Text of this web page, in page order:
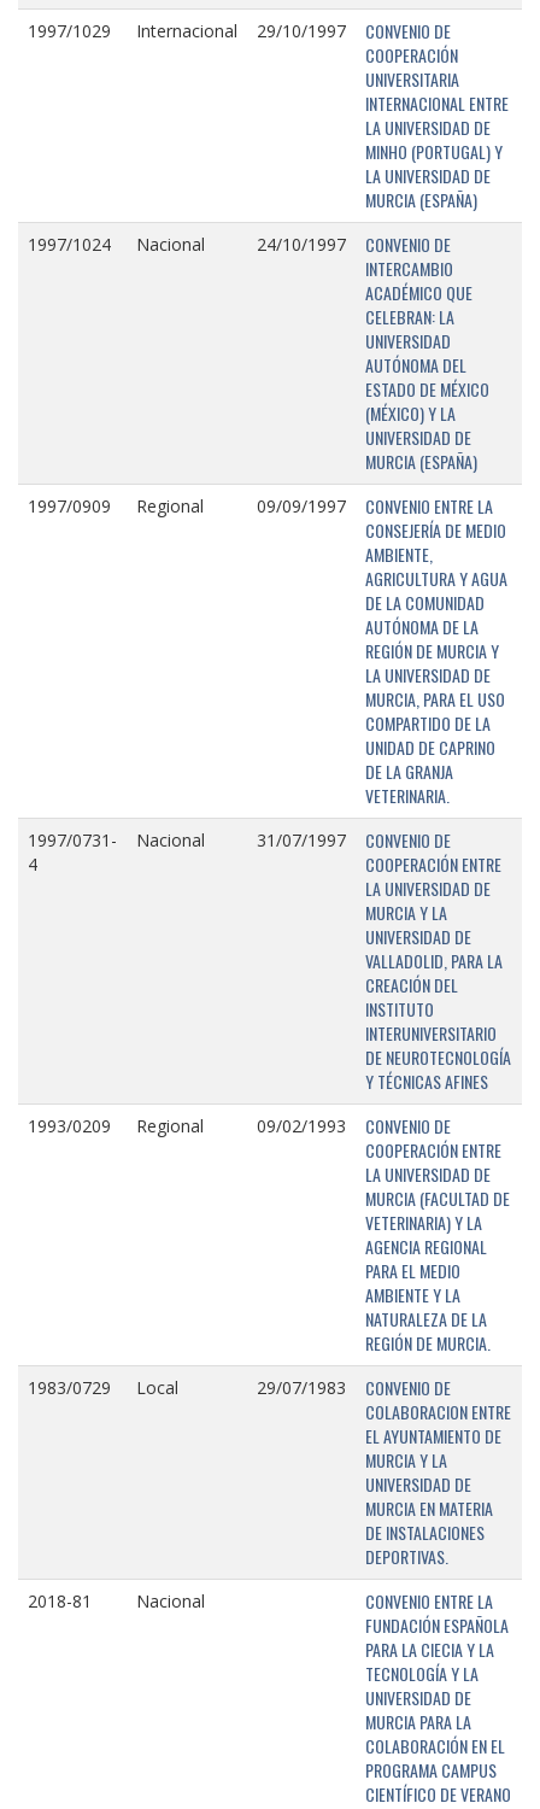
1997/1029 Internacional 29/10/1997
CONVENIO DE
COOPERACIÓN
UNIVERSITARIA
INTERNACIONAL ENTRE
LA UNIVERSIDAD DE
MINHO (PORTUGAL) Y
LA UNIVERSIDAD DE
MURCIA (ESPAÑA)
1997/1024 Nacional 24/10/1997
CONVENIO DE
INTERCAMBIO
ACADÉMICO QUE
CELEBRAN: LA
UNIVERSIDAD
AUTÓNOMA DEL
ESTADO DE MÉXICO
(MÉXICO) Y LA
UNIVERSIDAD DE
MURCIA (ESPAÑA)
1997/0909 Regional 09/09/1997
CONVENIO ENTRE LA
CONSEJERÍA DE MEDIO
AMBIENTE,
AGRICULTURA Y AGUA
DE LA COMUNIDAD
AUTÓNOMA DE LA
REGIÓN DE MURCIA Y
LA UNIVERSIDAD DE
MURCIA, PARA EL USO
COMPARTIDO DE LA
UNIDAD DE CAPRINO
DE LA GRANJA
VETERINARIA.
1997/0731-
4
Nacional 31/07/1997
CONVENIO DE
COOPERACIÓN ENTRE
LA UNIVERSIDAD DE
MURCIA Y LA
UNIVERSIDAD DE
VALLADOLID, PARA LA
CREACIÓN DEL
INSTITUTO
INTERUNIVERSITARIO
DE NEUROTECNOLOGÍA
Y TÉCNICAS AFINES
1993/0209 Regional 09/02/1993
CONVENIO DE
COOPERACIÓN ENTRE
LA UNIVERSIDAD DE
MURCIA (FACULTAD DE
VETERINARIA) Y LA
AGENCIA REGIONAL
PARA EL MEDIO
AMBIENTE Y LA
NATURALEZA DE LA
REGIÓN DE MURCIA.
1983/0729 Local 29/07/1983
CONVENIO DE
COLABORACION ENTRE
EL AYUNTAMIENTO DE
MURCIA Y LA
UNIVERSIDAD DE
MURCIA EN MATERIA
DE INSTALACIONES
DEPORTIVAS.
2018-81 Nacional
CONVENIO ENTRE LA
FUNDACIÓN ESPAÑOLA
PARA LA CIECIA Y LA
TECNOLOGÍA Y LA
UNIVERSIDAD DE
MURCIA PARA LA
COLABORACIÓN EN EL
PROGRAMA CAMPUS
CIENTÍFICO DE VERANO